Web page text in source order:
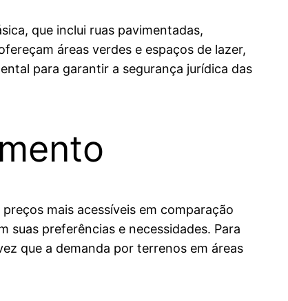
que inclui ruas pavimentadas,
áreas verdes e espaços de lazer,
para garantir a segurança jurídica das
mais acessíveis em comparação
suas preferências e necessidades. Para
que a demanda por terrenos em áreas